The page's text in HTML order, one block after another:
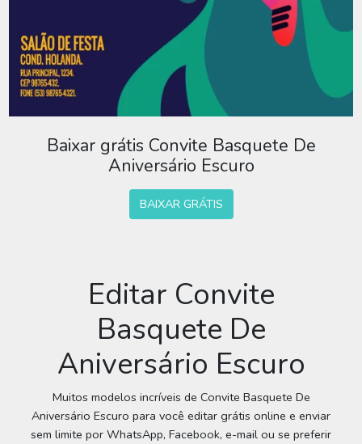
Baixar grátis Convite Basquete De
Aniversário Escuro
BAIXAR GRÁTIS
Editar Convite
Basquete De
Aniversário Escuro
Muitos modelos incríveis de Convite Basquete De
Aniversário Escuro para você editar grátis online e enviar
sem limite por WhatsApp, Facebook, e-mail ou se preferir